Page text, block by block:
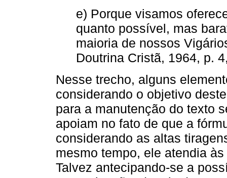
e) Porque visamos
quanto possível, mas
maioria de nossos
Doutrina Cristã, 1964, p.
Nesse trecho, alguns
considerando o objetivo
para a manutenção do texto
apoiam no fato de que a
considerando as altas
mesmo tempo, ele atendia
Talvez antecipando-se a